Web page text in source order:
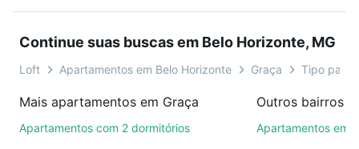
venda em Graça, Belo Horizonte, MG para
ou por videochamada, é grátis, sem compromisso e
você ainda conta com mais de 46 mil corretores e
de imóveis.
Como escolher um imóvel?
Continue suas buscas em Belo Horizonte, MG
Loft Apartamentos em Belo Horizonte Graça Tipo
Mais apartamentos em Graça
Apartamentos com 2 dormitórios
Apartamentos em